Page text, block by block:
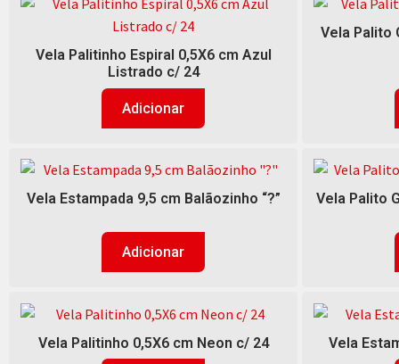
Vela Palitinho Espiral 0,5X6 cm Azul
Listrado c/ 24
Adicionar
Vela Palito
Vela Estampada 9,5 cm Balãozinho “?”
Adicionar
Vela Palito
Vela Palitinho 0,5X6 cm Neon c/ 24 Vela